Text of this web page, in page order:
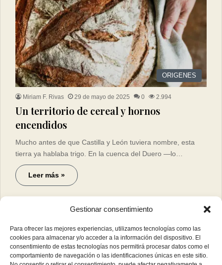
Gestionar consentimiento
Para ofrecer las mejores experiencias, utilizamos tecnologías como las
cookies para almacenar y/o acceder a la información del dispositivo. El
consentimiento de estas tecnologías nos permitirá procesar datos como el
comportamiento de navegación o las identificaciones únicas en este sitio.
ORIGENES
Miriam F. Rivas 29 de mayo de 2025 0 2.994
Un territorio de cereal y hornos
encendidos
Mucho antes de que Castilla y León tuviera nombre, esta
tierra ya hablaba trigo. En la cuenca del Duero —lo…
Leer más »